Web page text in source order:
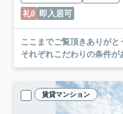
礼0 即入居可
ここまでご覧頂きありがとうございます。 お
それぞれこだわりの条件
賃貸マンション